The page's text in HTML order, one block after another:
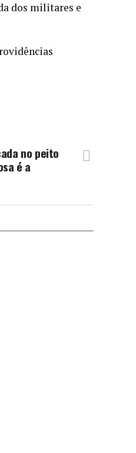
dos militares e
no peito
é a